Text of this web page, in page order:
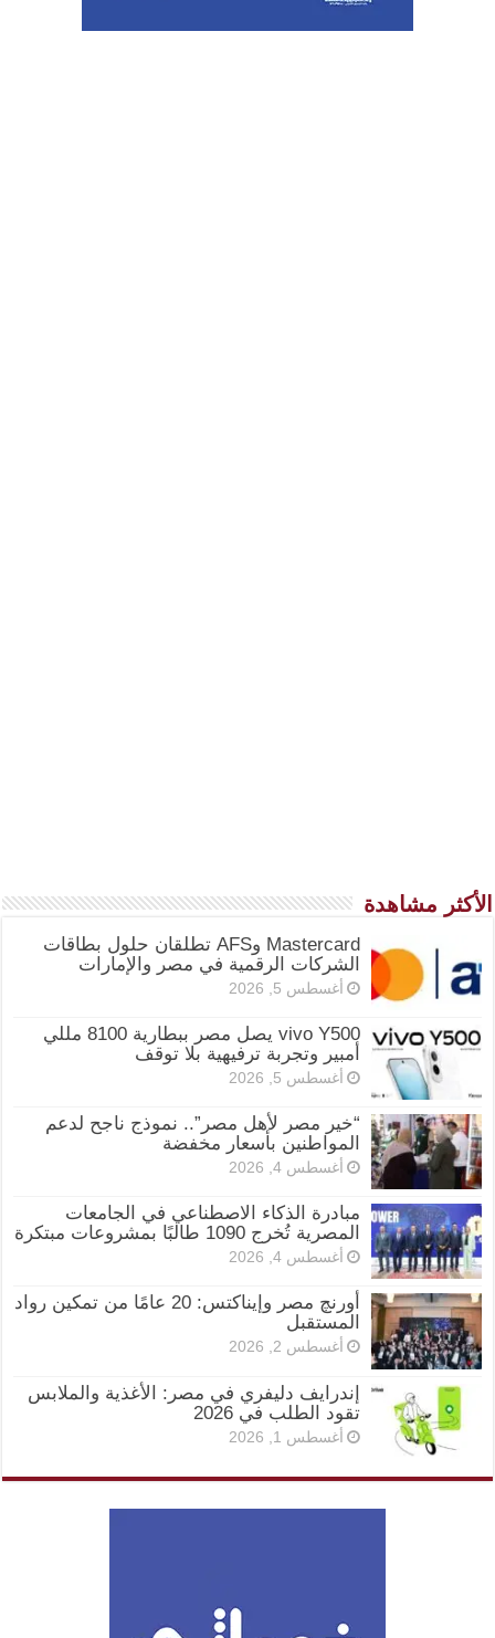
الأكثر مشاهدة
Mastercard وAFS تطلقان حلول بطاقات
الشركات الرقمية في مصر والإمارات
أغسطس 5, 2026
vivo Y500 يصل مصر ببطارية 8100 مللي
أمبير وتجربة ترفيهية بلا توقف
أغسطس 5, 2026
“خير مصر لأهل مصر”.. نموذج ناجح لدعم
المواطنين بأسعار مخفضة
أغسطس 4, 2026
مبادرة الذكاء الاصطناعي في الجامعات
المصرية تُخرج 1090 طالبًا بمشروعات مبتكرة
أغسطس 4, 2026
أورنچ مصر وإيناكتس: 20 عامًا من تمكين رواد
المستقبل
أغسطس 2, 2026
إندرايف دليفري في مصر: الأغذية والملابس
تقود الطلب في 2026
أغسطس 1, 2026